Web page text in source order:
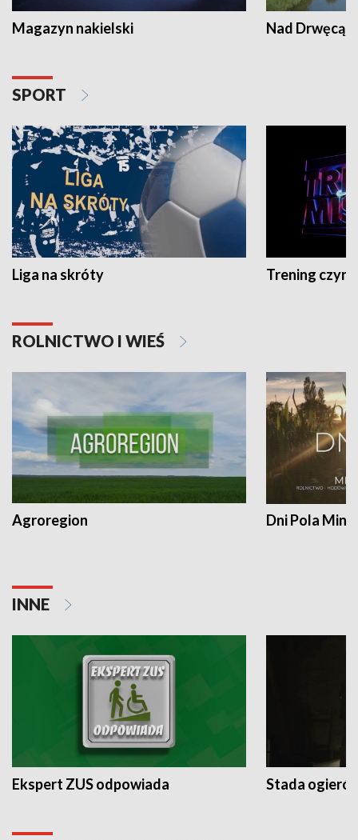
Magazyn nakielski Nad Drwęcą
SPORT
Liga na skróty Trening czyni
ROLNICTWO I WIEŚ
Agroregion Dni Pola
INNE
Ekspert ZUS odpowiada Stada